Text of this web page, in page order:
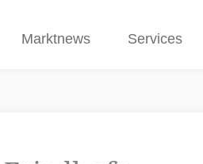
Marktnews Services